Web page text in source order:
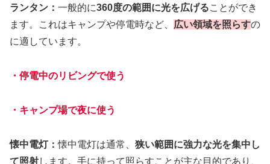
ランタン： 一般的に360度の範囲に光を広げることができ
ます。これはキャンプや停電時など、 広い領域を照らすの
に適しています。
・停電中のリビングで使う
・キャンプ場で夜に使う
懐中電灯：懐中電灯は通常、 狭い範囲に強力な光を集中し
て照射します。手に持って照らすことが主な目的であり、